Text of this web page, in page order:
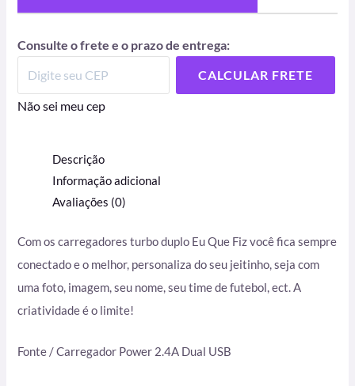
Consulte o frete e o prazo de entrega:
CALCULAR FRETE
Não sei meu cep
Descrição
Informação adicional
Avaliações (0)
Com os carregadores turbo duplo Eu Que Fiz você fica sempre
conectado e o melhor, personaliza do seu jeitinho, seja com
uma foto, imagem, seu nome, seu time de futebol, ect. A
criatividade é o limite!
Fonte / Carregador Power 2.4A Dual USB